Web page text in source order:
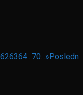
626364 70 »Posledná